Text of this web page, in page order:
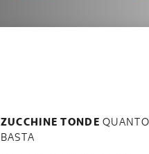
ZUCCHINE TONDE QUANTO
BASTA